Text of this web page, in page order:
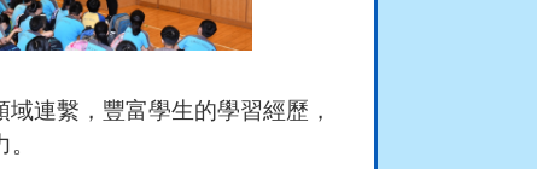
連繫，豐富學生的學習經歷，